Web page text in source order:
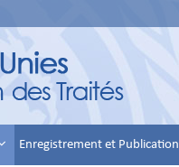
Enregistrement et Publication